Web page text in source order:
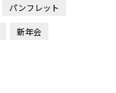
パンフレット
新年会